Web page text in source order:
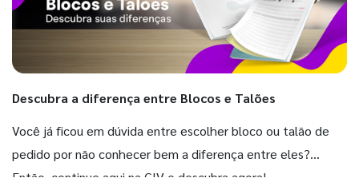
Descubra a diferença entre Blocos e Talões
Você já ficou em dúvida entre escolher bloco ou talão de
pedido por não conhecer bem a diferença entre eles?
Então, continue aqui na GIV e descubra agora!